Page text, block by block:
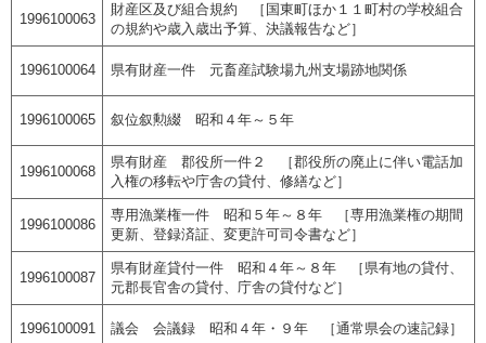
1996100063
財産区及び組合規約 ［国東町ほか１１町村の学校組合
の規約や歳入歳出予算、決議報告など］
1996100064 県有財産一件 元畜産試験場九州支場跡地関係
1996100065 叙位叙勲綴 昭和４年～５年
1996100068
県有財産 郡役所一件２ ［郡役所の廃止に伴い電話加
入権の移転や庁舎の貸付、修繕など］
1996100086
専用漁業権一件 昭和５年～８年 ［専用漁業権の期間
更新、登録済証、変更許可司令書など］
1996100087
県有財産貸付一件 昭和４年～８年 ［県有地の貸付、
元郡長官舎の貸付、庁舎の貸付など］
1996100091 議会 会議録 昭和４年・９年 ［通常県会の速記録］